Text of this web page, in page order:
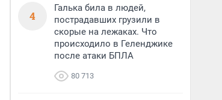
4
Галька била в людей,
пострадавших грузили в
скорые на лежаках. Что
происходило в Геленджике
после атаки БПЛА
80 713